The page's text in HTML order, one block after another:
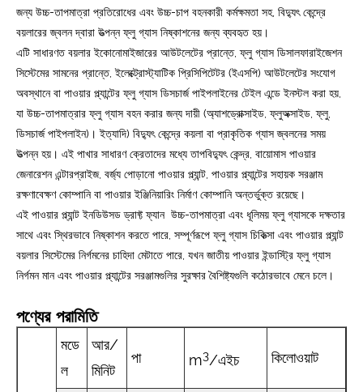
জন্য উচ্চ-তাপমাত্রা প্রতিরোধের এবং উচ্চ-চাপ বহনকারী কর্মক্ষমতা সহ, বিদ্যুৎ কেন্দ্রে
বয়লারের জ্বলন দ্বারা উত্পন্ন ফ্লু গ্যাস নিষ্কাশনের জন্য ব্যবহৃত হয়।
এটি সাধারণত বয়লার ইকোনোমাইজারের আউটলেটের প্রান্তে, ফ্লু গ্যাস ডিসালফারাইজেশন
সিস্টেমের সামনের প্রান্তে, ইলেক্ট্রোস্ট্যাটিক প্রিসিপিটেটর (ইএসপি) আউটলেটের সংযোগ
অবস্থানে বা পাওয়ার প্ল্যান্টের ফ্লু গ্যাস ডিসচার্জ পাইপলাইনের টেইল এন্ডে ইনস্টল করা হয়,
যা উচ্চ-তাপমাত্রার ফ্লু গ্যাস বহন করার জন্য দায়ী (অ্যাশড্রোক্সাইড, ফ্লুঅক্সাইড, ফ্লু,
ডিসচার্জ পাইপলাইন)। ইত্যাদি) বিদ্যুৎ কেন্দ্রে কয়লা বা প্রাকৃতিক গ্যাস জ্বলনের সময়
উত্পন্ন হয়। এই পাখার সাধারণ ক্রেতাদের মধ্যে তাপবিদ্যুৎ কেন্দ্র, বায়োমাস পাওয়ার
জেনারেশন এন্টারপ্রাইজ, বর্জ্য পোড়ানো পাওয়ার প্ল্যান্ট, পাওয়ার প্ল্যান্টের সহায়ক সরঞ্জাম
রক্ষণাবেক্ষণ কোম্পানি বা পাওয়ার ইঞ্জিনিয়ারিং নির্মাণ কোম্পানি অন্তর্ভুক্ত রয়েছে।
এই পাওয়ার প্ল্যান্ট ইনডিউসড ড্রাফ্ট ফ্যান উচ্চ-তাপমাত্রা এবং ধূলিময় ফ্লু গ্যাসকে দক্ষতার
সাথে এবং স্থিরভাবে নিষ্কাশন করতে পারে, সম্পূর্ণরূপে ফ্লু গ্যাস চিকিত্সা এবং পাওয়ার প্ল্যান্ট
বয়লার সিস্টেমের নির্গমনের চাহিদা মেটাতে পারে, যখন জাতীয় পাওয়ার ইন্ডাস্ট্রি ফ্লু গ্যাস
নির্গমন মান এবং পাওয়ার প্ল্যান্টের সরঞ্জামগুলির সুরক্ষার বৈশিষ্ট্যগুলি কঠোরভাবে মেনে চলে।
পণ্যের পরামিতি
মডে
ল
আর/
মিনিট
পা m3/এইচ কিলোওয়াট